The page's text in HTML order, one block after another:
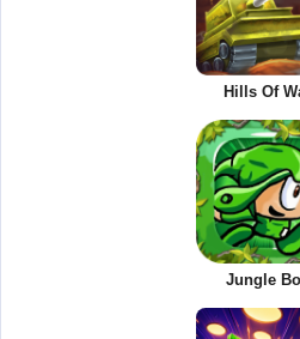
Hills Of
Jungle